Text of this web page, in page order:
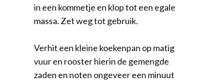
in een kommetje en klop tot een egale
massa. Zet weg tot gebruik.
Verhit een kleine koekenpan op matig
vuur en rooster hierin de gemengde
zaden en noten ongeveer een minuut